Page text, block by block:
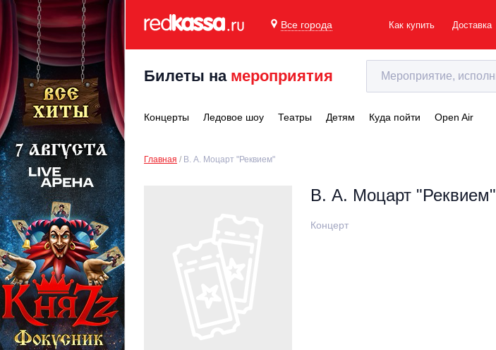
Все города Как купить Доставка
Билеты на мероприятия
Концерты Ледовое шоу Театры Детям Куда пойти Open Air
Главная В. А. Моцарт "Реквием"
В. А. Моцарт "Реквием"
Концерт